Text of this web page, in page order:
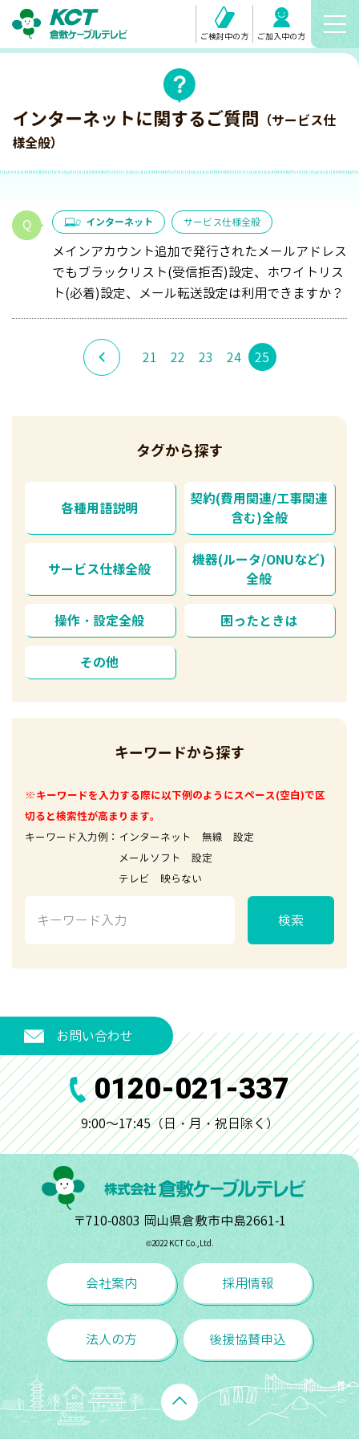
ご検討中の方 ご加入中の方
インターネットに関するご質問 （サービス仕
様全般）
インターネット サービス仕様全般
メインアカウント追加で発行されたメールアドレス
でもブラックリスト(受信拒否)設定、ホワイトリス
ト(必着)設定、メール転送設定は利用できますか？
21 22 23 24 25
タグから探す
各種用語説明
契約(費用関連/工事関連
含む)全般
サービス仕様全般
機器(ルータ/ONUなど)
全般
操作・設定全般 困ったときは
その他
キーワードから探す
※キーワードを入力する際に以下例のようにスペース(空白)で区
切ると検索性が高まります。
キーワード入力例：インターネット 無線 設定
メールソフト 設定
テレビ 映らない
検索
お問い合わせ
0120-021-337
9:00～17:45（日・月・祝日除く）
〒710-0803 岡山県倉敷市中島2661-1
©︎2022 KCT Co.,Ltd.
会社案内 採用情報
法人の方 後援協賛申込